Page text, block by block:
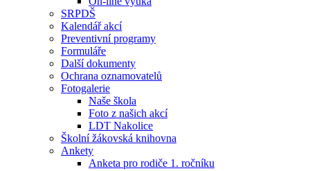
SRPDŠ
Kalendář akcí
Preventivní programy
Formuláře
Další dokumenty
Ochrana oznamovatelů
Fotogalerie
Naše škola
Foto z našich akcí
LDT Nakolice
Školní žákovská knihovna
Ankety
Anketa pro rodiče 1. ročníku